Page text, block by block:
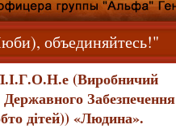
объединяйтесь!"
(Виробничий
Забезпечення
дітей)) «Людина».